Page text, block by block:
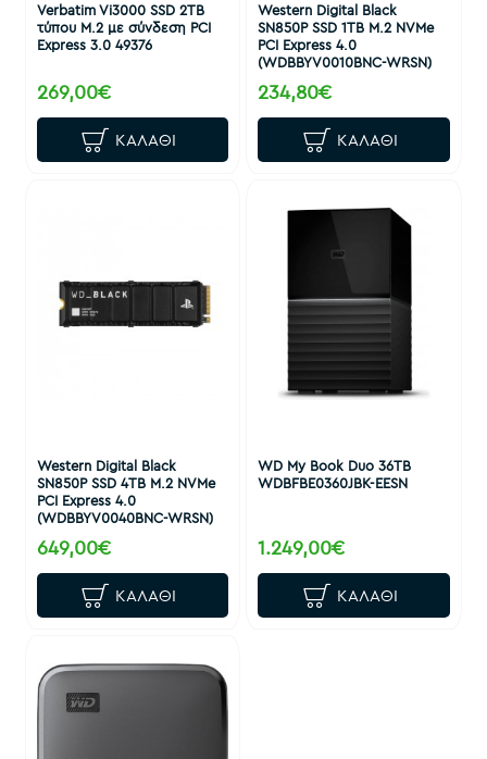
Verbatim Vi3000 SSD 2TB
τύπου M.2 με σύνδεση PCI
Express 3.0 49376
269,00€
ΚΑΛΆΘΙ
Western Digital Black
SN850P SSD 1TB M.2 NVMe
PCI Express 4.0
(WDBBYV0010BNC-WRSN)
234,80€
ΚΑΛΆΘΙ
Western Digital Black
SN850P SSD 4TB M.2 NVMe
PCI Express 4.0
(WDBBYV0040BNC-WRSN)
649,00€
ΚΑΛΆΘΙ
WD My Book Duo 36TB
WDBFBE0360JBK-EESN
1.249,00€
ΚΑΛΆΘΙ